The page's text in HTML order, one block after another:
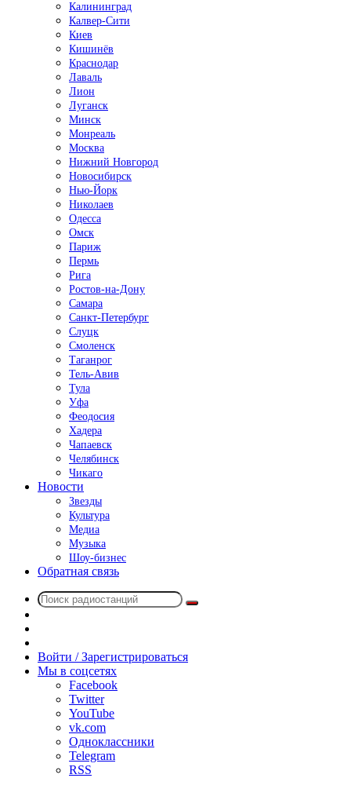
Калининград
Калвер-Сити
Киев
Кишинёв
Краснодар
Лаваль
Лион
Луганск
Минск
Монреаль
Москва
Нижний Новгород
Новосибирск
Нью-Йорк
Николаев
Одесса
Омск
Париж
Пермь
Рига
Ростов-на-Дону
Самара
Санкт-Петербург
Слуцк
Смоленск
Таганрог
Тель-Авив
Тула
Уфа
Феодосия
Хадера
Чапаевск
Челябинск
Чикаго
Новости
Звезды
Культура
Медиа
Музыка
Шоу-бизнес
Обратная связь
Поиск
радио
Войти / Зарегистрироваться
Мы в соцсетях
Facebook
Twitter
YouTube
vk.com
Одноклассники
Telegram
RSS